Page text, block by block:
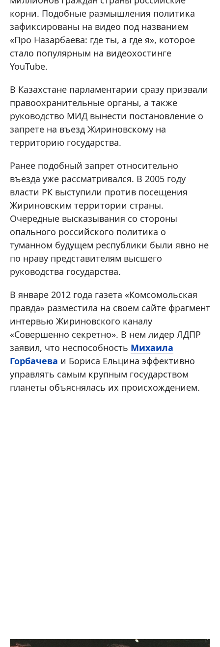
корни. Подобные размышления политика
зафиксированы на видео под названием
«Про Назарбаева: где ты, а где я», которое
стало популярным на видеохостинге
YouTube.
В Казахстане парламентарии сразу призвали
правоохранительные органы, а также
руководство МИД вынести постановление о
запрете на въезд Жириновскому на
территорию государства.
Ранее подобный запрет относительно
въезда уже рассматривался. В 2005 году
власти РК выступили против посещения
Жириновским территории страны.
Очередные высказывания со стороны
опального российского политика о
туманном будущем республики были явно не
по нраву представителям высшего
руководства государства.
В январе 2012 года газета «Комсомольская
правда» разместила на своем сайте фрагмент
интервью Жириновского каналу
«Совершенно секретно». В нем лидер ЛДПР
заявил, что неспособность Михаила
Горбачева и Бориса Ельцина эффективно
управлять самым крупным государством
планеты объяснялась их происхождением.